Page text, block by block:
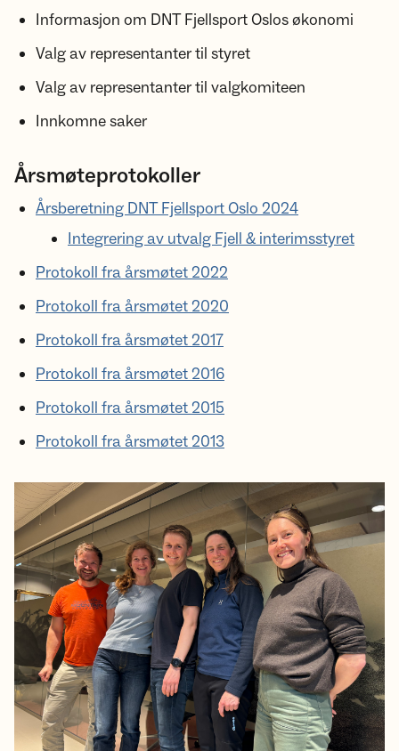
Informasjon om DNT Fjellsport Oslos økonomi
Valg av representanter til styret
Valg av representanter til valgkomiteen
Innkomne saker
Årsmøteprotokoller
Årsberetning DNT Fjellsport Oslo 2024
Integrering av utvalg Fjell & interimsstyret
Protokoll fra årsmøtet 2022
Protokoll fra årsmøtet 2020
Protokoll fra årsmøtet 2017
Protokoll fra årsmøtet 2016
Protokoll fra årsmøtet 2015
Protokoll fra årsmøtet 2013